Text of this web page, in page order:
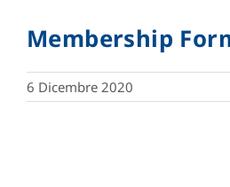
Membership
6 Dicembre 2020